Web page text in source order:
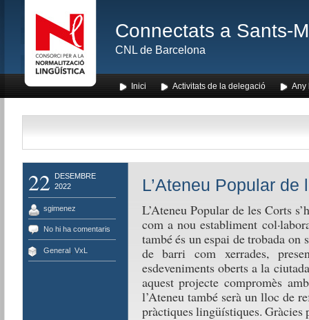
Connectats a Sants-
CNL de Barcelona
Inici Activitats de la delegació Any
22
DESEMBRE
2022
sgimenez
No hi ha comentaris
General, VxL
L’Ateneu Popular
L’Ateneu Popular de les Corts
com a nou establiment
també és un espai de trobada
de barri com xerrades,
esdeveniments oberts a la
aquest projecte compromès
l’Ateneu també serà un lloc de
pràctiques lingüístiques. Gràcies